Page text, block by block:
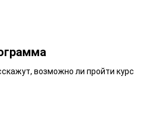
возможно ли пройти курс